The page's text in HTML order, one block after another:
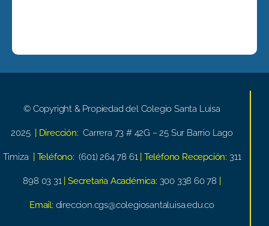
© Copyright & Propiedad del Colegio Santa Luisa
2025 | Dirección: Carrera 73 # 42G – 25 Sur Barrio Lago
Timiza | Teléfono: (601) 264 78 61 | Teléfono Recepción: 311
898 03 31 | Secretaria Académica: 300 338 60 78
Email: direccion.cgs@colegiosantaluisa.edu.co